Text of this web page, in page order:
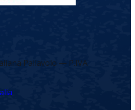
Pallavolo — P.IVA